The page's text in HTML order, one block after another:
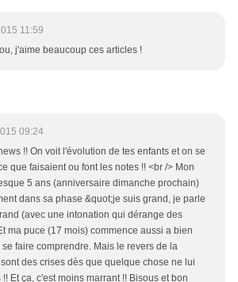
11:59
j'aime beaucoup ces articles !
09:24
!! On voit l'évolution de tes enfants et on se
que faisaient ou font les notes !! <br /> Mon
5 ans (anniversaire dimanche prochain)
dans sa phase &quot;je suis grand, je parle
(avec une intonation qui dérange des
ma puce (17 mois) commence aussi a bien
faire comprendre. Mais le revers de la
des crises dès que quelque chose ne lui
Et ça, c'est moins marrant !! Bisous et bon